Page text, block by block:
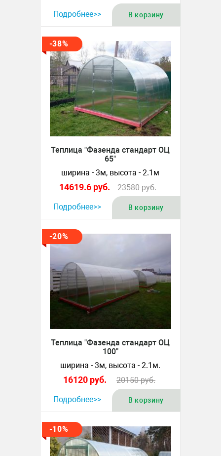
Подробнее>> В корзину
-38%
Теплица "Фазенда стандарт ОЦ
65"
ширина - 3м, высота - 2.1м
14619.6 руб. 23580руб.
Подробнее>> В корзину
-20%
Теплица "Фазенда стандарт ОЦ
100"
ширина - 3м, высота - 2.1м.
16120 руб. 20150руб.
Подробнее>> В корзину
-10%